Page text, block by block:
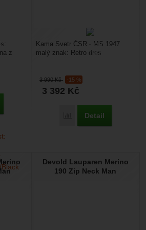
Racer Beanie' k porovnání
z
3 990Kč -15 %
3 392 Kč
Přidat 'Kama Svetr
Detail
Kama Svetr ČSR - MS 1947
malý znak: Retro dres
znakem...
Devold Lauparen Merino
190 Zip Neck Man